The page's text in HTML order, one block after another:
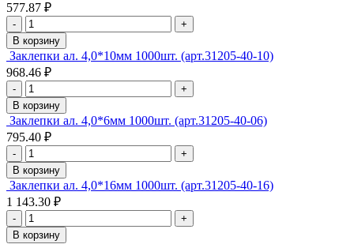
577.87 ₽
-
+
В корзину
Заклепки ал. 4,0*10мм 1000шт. (арт.31205-40-10)
968.46 ₽
-
+
В корзину
Заклепки ал. 4,0*6мм 1000шт. (арт.31205-40-06)
795.40 ₽
-
+
В корзину
Заклепки ал. 4,0*16мм 1000шт. (арт.31205-40-16)
1 143.30 ₽
-
+
В корзину